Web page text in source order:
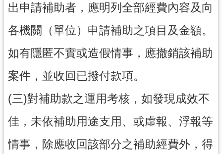
o
k
桃
趣
總
動
園
影
音
頻
道
出申請補助者，應明列全部經費內容及向
各機關（單位）申請補助之項目及金額。
如有隱匿不實或造假情事，應撤銷該補助
案件，並收回已撥付款項。
(三)對補助款之運用考核，如發現成效不
佳，未依補助用途支用、或虛報、浮報等
情事，除應收回該部分之補助經費外，得